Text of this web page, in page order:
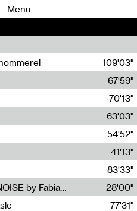
Menu
109'03"
67'59"
70'13"
63'03"
54'52"
41'13"
83'33"
Radia Show #1113 : FOSSIL///NOISE by Fabiana Gibim / Wave Farm
28'00"
77'31"
00
00